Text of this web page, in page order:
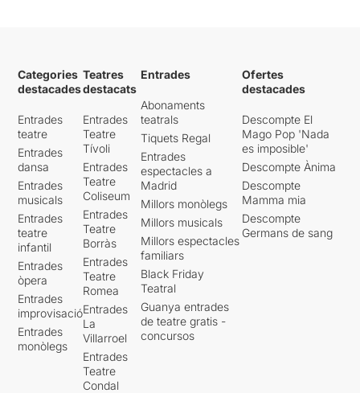
Categories
destacades
Entrades
teatre
Entrades
dansa
Entrades
musicals
Entrades
teatre
infantil
Entrades
òpera
Entrades
improvisació
Entrades
monòlegs
Teatres
destacats
Entrades
Teatre
Tívoli
Entrades
Teatre
Coliseum
Entrades
Teatre
Borràs
Entrades
Teatre
Romea
Entrades
La
Villarroel
Entrades
Teatre
Condal
Entrades
Abonaments
teatrals
Tiquets Regal
Entrades
espectacles a
Madrid
Millors monòlegs
Millors musicals
Millors espectacles
familiars
Black Friday
Teatral
Guanya entrades
de teatre gratis -
concursos
Ofertes
destacades
Descompte El
Mago Pop 'Nada
es imposible'
Descompte Ànima
Descompte
Mamma mia
Descompte
Germans de sang